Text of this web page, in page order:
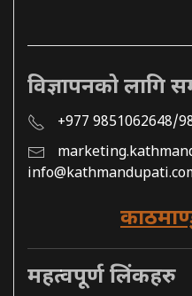
विज्ञापनको लागि
+977 9851062648/
महत्वपूर्ण लिंकहरु